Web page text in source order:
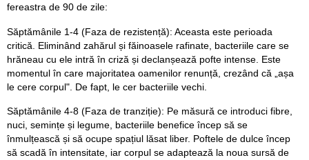
fereastra de 90 de zile:
Săptămânile 1-4 (Faza de rezistență): Aceasta este perioada
critică. Eliminând zahărul și făinoasele rafinate, bacteriile care se
hrăneau cu ele intră în criză și declanșează pofte intense. Este
momentul în care majoritatea oamenilor renunță, crezând că „așa
le cere corpul". De fapt, le cer bacteriile vechi.
Săptămânile 4-8 (Faza de tranziție): Pe măsură ce introduci fibre,
nuci, semințe și legume, bacteriile benefice încep să se
înmulțească și să ocupe spațiul lăsat liber. Poftele de dulce încep
să scadă în intensitate, iar corpul se adaptează la noua sursă de